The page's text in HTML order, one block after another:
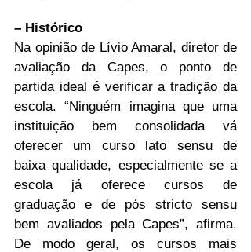
– Histórico
Na opinião de Lívio Amaral, diretor de
avaliação da Capes, o ponto de
partida ideal é verificar a tradição da
escola. “Ninguém imagina que uma
instituição bem consolidada vá
oferecer um curso lato sensu de
baixa qualidade, especialmente se a
escola já oferece cursos de
graduação e de pós stricto sensu
bem avaliados pela Capes”, afirma.
De modo geral, os cursos mais